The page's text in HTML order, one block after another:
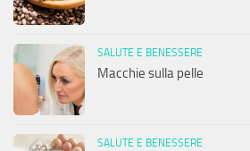
SALUTE E BENESSERE
Macchie sulla pelle
SALUTE E BENESSERE